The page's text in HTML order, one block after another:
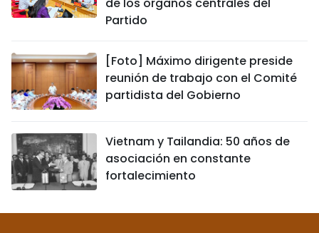
de los órganos centrales del
Partido
[Foto] Máximo dirigente preside
reunión de trabajo con el Comité
partidista del Gobierno
Vietnam y Tailandia: 50 años de
asociación en constante
fortalecimiento